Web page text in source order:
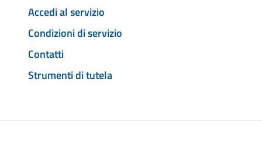
Accedi al servizio
Condizioni di servizio
Contatti
Strumenti di tutela